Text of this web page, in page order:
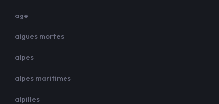
age
aigues mortes
alpes
alpes maritimes
alpilles